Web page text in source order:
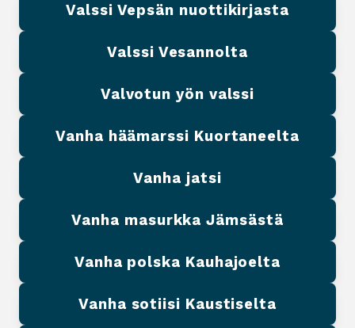
Valssi Vepsän nuottikirjasta
Valssi Vesannolta
Valvotun yön valssi
Vanha häämarssi Kuortaneelta
Vanha jatsi
Vanha masurkka Jämsästä
Vanha polska Kauhajoelta
Vanha sotiisi Kaustiselta